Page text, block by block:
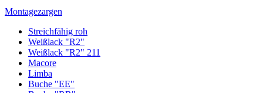
Montagezargen
Streichfähig roh
Weißlack "R2"
Weißlack "R2" 211
Macore
Limba
Buche "EE"